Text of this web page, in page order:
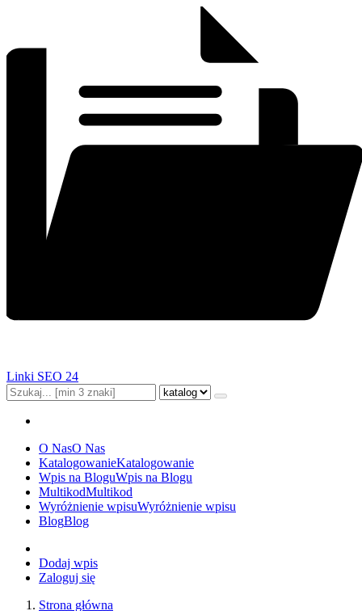
Linki SEO 24
O NasO Nas
KatalogowanieKatalogowanie
Wpis na BloguWpis na Blogu
MultikodMultikod
Wyróżnienie wpisuWyróżnienie wpisu
BlogBlog
Dodaj wpis
Zaloguj się
Strona główna